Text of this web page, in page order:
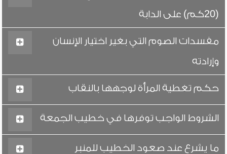
(20كم) على الدابة
مفسدات الصوم التي بغير اختيار الإنسان
وإرادته
حكم تغطية المرأة لوجهها بالنقاب
الشروط الواجب توفرها في خطيب الجمعة
ما يشرع عند صعود الخطيب للمنبر